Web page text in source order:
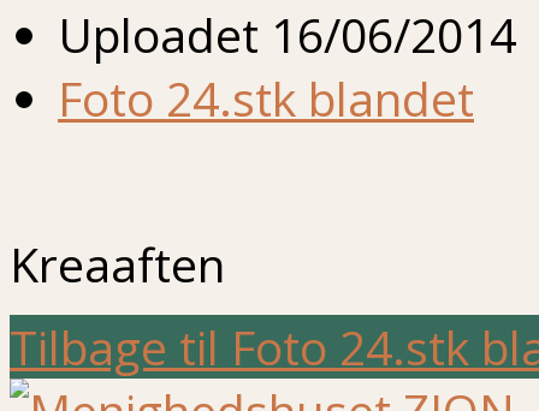
Uploadet 16/06/2014
Foto 24.stk blandet
Kreaaften
Tilbage til Foto 24.stk